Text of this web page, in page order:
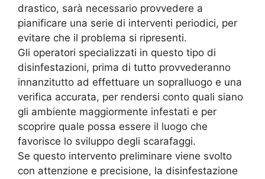
drastico, sarà necessario provvedere a
pianificare una serie di interventi periodici, per
evitare che il problema si ripresenti.
Gli operatori specializzati in questo tipo di
disinfestazioni, prima di tutto provvederanno
innanzitutto ad effettuare un sopralluogo e una
verifica accurata, per rendersi conto quali siano
gli ambiente maggiormente infestati e per
scoprire quale possa essere il luogo che
favorisce lo sviluppo degli scarafaggi.
Se questo intervento preliminare viene svolto
con attenzione e precisione, la disinfestazione